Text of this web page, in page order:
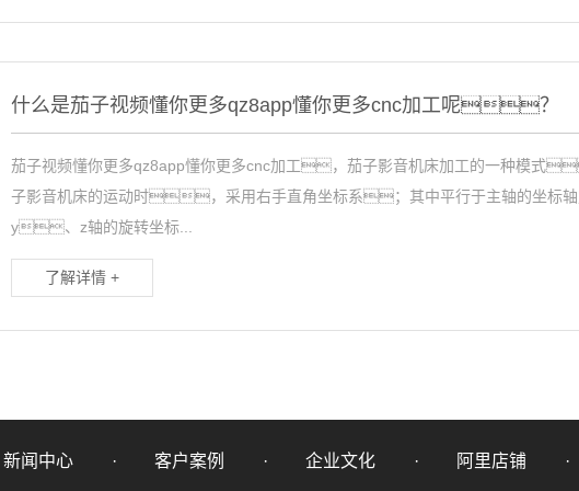
什么是茄子视频懂你更多qz8app懂你更多cnc加工呢？
茄子视频懂你更多qz8app懂你更多cnc加工，茄子影音机床加工的一种模
子影音机床的运动时，采用右手直角坐标系；其中平行于主轴的坐
y、z轴的旋转坐标...
了解详情 +
新闻中心 客户案例 企业文化 阿里店铺